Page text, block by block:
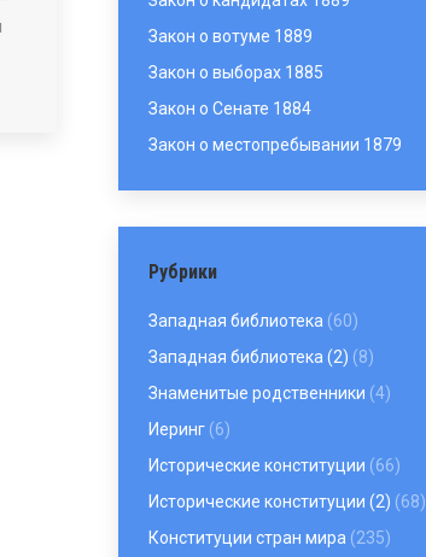
Закон о вотуме 1889
Закон о выборах 1885
Закон о Сенате 1884
Закон о местопребывании 1879
Рубрики
Западная библиотека (60)
Западная библиотека (2) (8)
Знаменитые родственники (4)
Иеринг (6)
Исторические конституции (66)
Исторические конституции (2) (68)
Конституции стран мира (235)